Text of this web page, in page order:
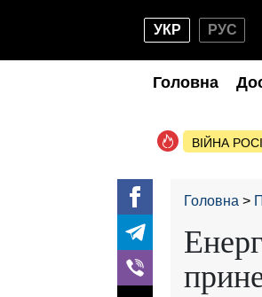
УКР РУС
Головна
ВІЙНА
Головна